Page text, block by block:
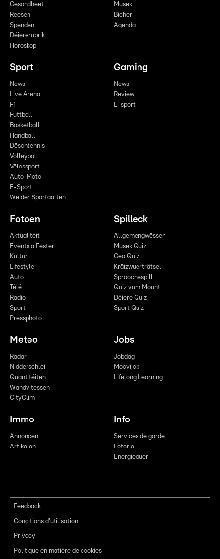
Gesondheet
Reesen
Spenden
Déiererubrik
Horoskop
Musek
Bicher
Agenda
Sport
News
Live Arena
F1
Futtball
Basketball
Handball
Dëschtennis
Volleyball
Vëlossport
Auto-Moto
E-Sport
Weider Sportaarten
Gaming
News
Review
E-sport
Fotoen
Aktualitéit
Events a Fester
Kultur
Lifestyle
Auto
Télé
Radio
Sport
Pressphoto
Spilleck
Allgemengwëssen
Musek Quiz
Geo Quiz
Kräizwuerträtsel
Sproochespill
Quiz vum Mount
Déiere Quiz
Sport Quiz
Meteo
Radar
Nidderschléi
Quantitéiten
Wandvitessen
CityClim
Jobs
Jobdag
Moovijob
Lifelong Learning
Immo
Annoncen
Artikelen
Info
Services de garde
Loterie
Energieauer
Feedback
Conditions d'utilisation
Privacy
Politique en matière de cookies